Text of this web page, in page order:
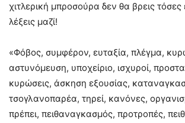
χιτλερική μπροσούρα δεν θα βρεις τόσες
λέξεις μαζί!
«Φόβος, συμφέρον, ευταξία, πλέγμα,
αστυνόμευση, υποχείριο, ισχυροί,
κυρώσεις, άσκηση εξουσίας,
τσογλανοπαρέα, τηρεί, κανόνες,
πρέπει, πειθαναγκασμός, προτροπές,